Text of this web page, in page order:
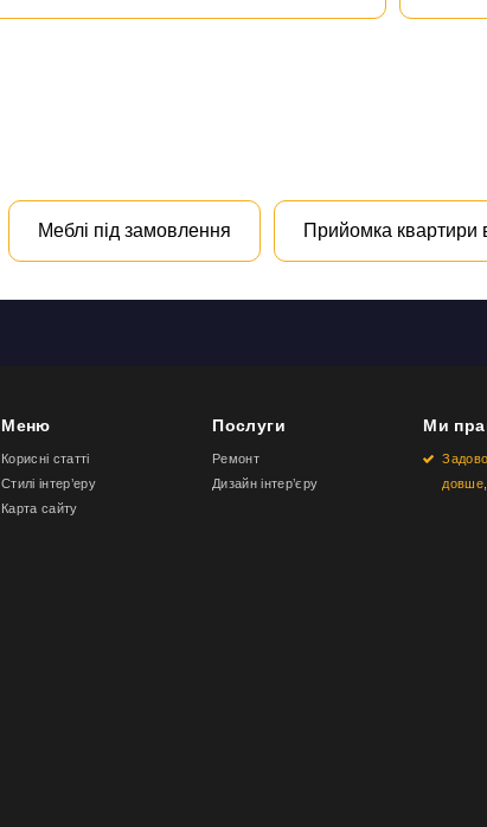
Меблі під замовлення Прийомка квартири
Меню
Корисні статті
Стилі інтер’еру
Карта сайту
Послуги
Ремонт
Дизайн інтер’єру
Ми
довше